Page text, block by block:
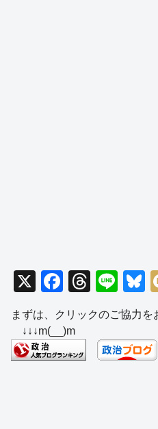
X
F
a
c
e
b
T
hr
e
a
d
Li
n
e
u
e
sk
y
まずは、クリックのご協力を
↓↓↓m(__)m